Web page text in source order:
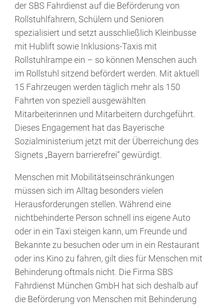
der SBS Fahrdienst auf die Beförderung von
Rollstuhlfahrern, Schülern und Senioren
spezialisiert und setzt ausschließlich Kleinbusse
mit Hublift sowie Inklusions-Taxis mit
Rollstuhlrampe ein – so können Menschen auch
im Rollstuhl sitzend befördert werden. Mit aktuell
15 Fahrzeugen werden täglich mehr als 150
Fahrten von speziell ausgewählten
Mitarbeiterinnen und Mitarbeitern durchgeführt.
Dieses Engagement hat das Bayerische
Sozialministerium jetzt mit der Überreichung des
Signets „Bayern barrierefrei“ gewürdigt.
Menschen mit Mobilitätseinschränkungen
müssen sich im Alltag besonders vielen
Herausforderungen stellen. Während eine
nichtbehinderte Person schnell ins eigene Auto
oder in ein Taxi steigen kann, um Freunde und
Bekannte zu besuchen oder um in ein Restaurant
oder ins Kino zu fahren, gilt dies für Menschen mit
Behinderung oftmals nicht. Die Firma SBS
Fahrdienst München GmbH hat sich deshalb auf
die Beförderung von Menschen mit Behinderung